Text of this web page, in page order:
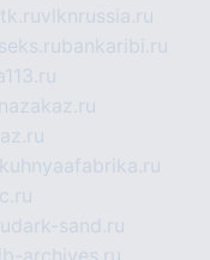
vlknrussia.ru
bankaribi.ru
dark-sand.ru